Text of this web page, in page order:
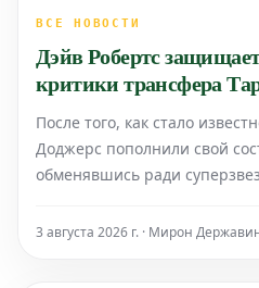
ВСЕ НОВОСТИ
Дэйв Робертс
критики трансфера
дедлайном MLB 2026
После того, как стало
Доджерс пополнили свой
обменявшись ради
восторге.
3 августа 2026 г. · Мирон